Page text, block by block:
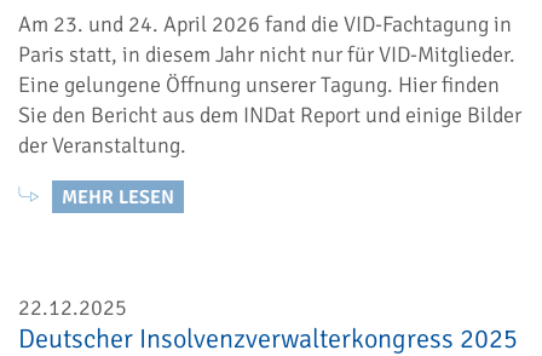
Am 23. und 24. April 2026 fand die VID-Fachtagung in
Paris statt, in diesem Jahr nicht nur für VID-Mitglieder.
Eine gelungene Öffnung unserer Tagung. Hier finden
Sie den Bericht aus dem INDat Report und einige Bilder
der Veranstaltung.
MEHR LESEN
22.12.2025
Deutscher Insolvenzverwalterkongress 2025